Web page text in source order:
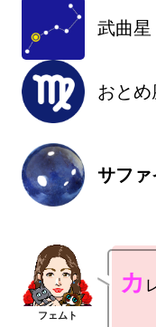
武曲星
おとめ
サファ
カ